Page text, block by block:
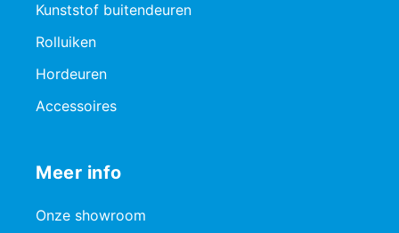
Kunststof buitendeuren
Rolluiken
Hordeuren
Accessoires
Meer info
Onze showroom